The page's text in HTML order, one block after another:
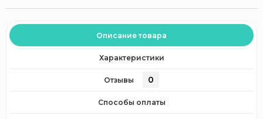
Описание товара
Характеристики
Отзывы 0
Способы оплаты